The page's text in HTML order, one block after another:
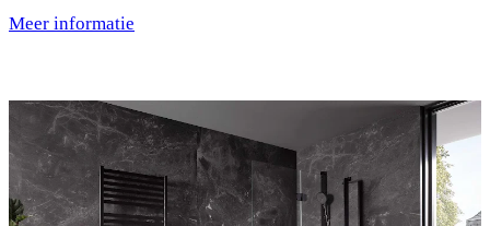
Meer informatie